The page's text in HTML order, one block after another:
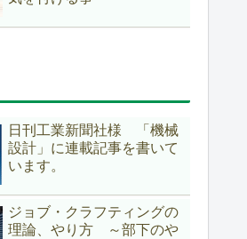
日刊工業新聞社様 「機械
設計」に連載記事を書いて
います。
ジョブ・クラフティングの
理論、やり方 ～部下のや